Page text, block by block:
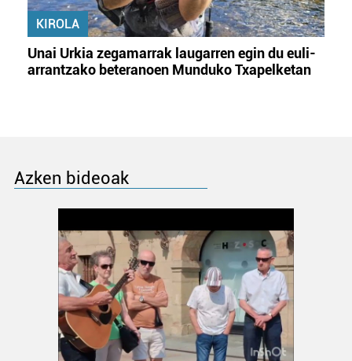
KIROLA
Unai Urkia zegamarrak laugarren egin du euli-
arrantzako beteranoen Munduko Txapelketan
Azken bideoak